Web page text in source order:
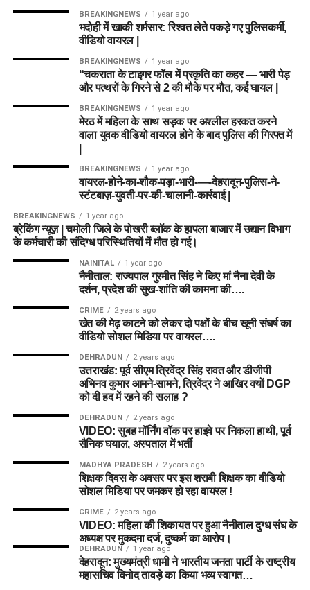
BREAKINGNEWS 1 year ago
भदोही में खाकी शर्मसार: रिश्वत लेते पकड़े गए पुलिसकर्मी,
वीडियो वायरल |
BREAKINGNEWS 1 year ago
“चकराता के टाइगर फॉल में प्रकृति का कहर — भारी पेड़
और पत्थरों के गिरने से 2 की मौके पर मौत, कई घायल |
BREAKINGNEWS 1 year ago
मेरठ में महिला के साथ सड़क पर अश्लील हरकत करने
वाला युवक वीडियो वायरल होने के बाद पुलिस की गिरफ्त में
BREAKINGNEWS 1 year ago
वायरल-होने-का-शौक-पड़ा-भारी-—-देहरादून-पुलिस-ने-
स्टंटबाज़-युवती-पर-की-चालानी-कार्रवाई |
BREAKINGNEWS 1 year ago
ब्रेकिंग न्यूज़ | चमोली जिले के पोखरी ब्लॉक के हापला बाजार में उद्यान विभाग
के कर्मचारी की संदिग्ध परिस्थितियों में मौत हो गई।
NAINITAL 1 year ago
नैनीताल: राज्यपाल गुरमीत सिंह ने किए मां नैना देवी के
दर्शन, प्रदेश की सुख-शांति की कामना की….
CRIME 2 years ago
खेत की मेढ़ काटने को लेकर दो पक्षों के बीच खूनी संघर्ष का
वीडियो सोशल मिडिया पर वायरल….
DEHRADUN 2 years ago
उत्तराखंड: पूर्व सीएम त्रिवेंद्र सिंह रावत और डीजीपी
अभिनव कुमार आमने-सामने, त्रिवेंद्र ने आखिर क्यों DGP
को दी हद में रहने की सलाह ?
DEHRADUN 2 years ago
VIDEO: सुबह मॉर्निंग वॉक पर हाइवे पर निकला हाथी, पूर्व
सैनिक घयाल, अस्पताल में भर्ती
MADHYA PRADESH 2 years ago
शिक्षक दिवस के अवसर पर इस शराबी शिक्षक का वीडियो
सोशल मिडिया पर जमकर हो रहा वायरल !
CRIME 2 years ago
VIDEO: महिला की शिकायत पर हुआ नैनीताल दुग्ध संघ के
अध्यक्ष पर मुकदमा दर्ज, दुष्कर्म का आरोप।
DEHRADUN 1 year ago
देहरादून: मुख्यमंत्री धामी ने भारतीय जनता पार्टी के राष्ट्रीय
महासचिव विनोद तावड़े का किया भव्य स्वागत…